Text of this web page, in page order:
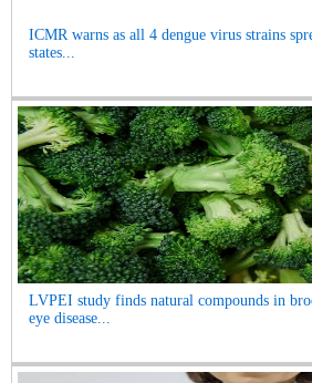
ICMR warns as all 4 dengue virus strains
states...
LVPEI study finds natural compounds in
eye disease...